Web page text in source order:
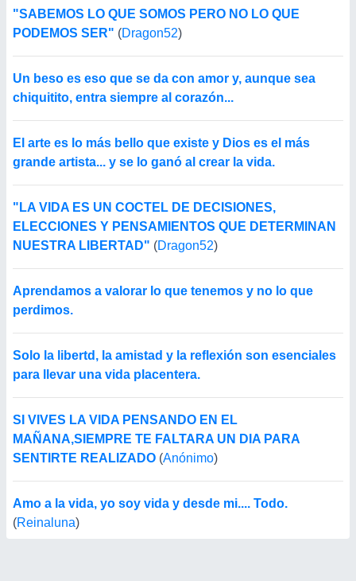
"SABEMOS LO QUE SOMOS PERO NO LO QUE
PODEMOS SER" (Dragon52)
Un beso es eso que se da con amor y, aunque sea
chiquitito, entra siempre al corazón...
El arte es lo más bello que existe y Dios es el más
grande artista... y se lo ganó al crear la vida.
"LA VIDA ES UN COCTEL DE DECISIONES,
ELECCIONES Y PENSAMIENTOS QUE DETERMINAN
NUESTRA LIBERTAD" (Dragon52)
Aprendamos a valorar lo que tenemos y no lo que
perdimos.
Solo la libertd, la amistad y la reflexión son esenciales
para llevar una vida placentera.
SI VIVES LA VIDA PENSANDO EN EL
MAÑANA,SIEMPRE TE FALTARA UN DIA PARA
SENTIRTE REALIZADO (Anónimo)
Amo a la vida, yo soy vida y desde mi.... Todo.
(Reinaluna)